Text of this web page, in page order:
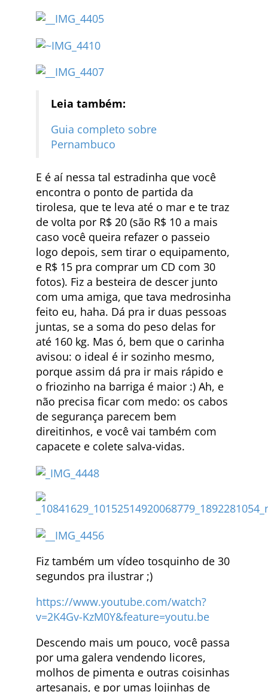
Leia também:
Guia completo sobre
Pernambuco
E é aí nessa tal estradinha que você
encontra o ponto de partida da
tirolesa, que te leva até o mar e te traz
de volta por R$ 20 (são R$ 10 a mais
caso você queira refazer o passeio
logo depois, sem tirar o equipamento,
e R$ 15 pra comprar um CD com 30
fotos). Fiz a besteira de descer junto
com uma amiga, que tava medrosinha
feito eu, haha. Dá pra ir duas pessoas
juntas, se a soma do peso delas for
até 160 kg. Mas ó, bem que o carinha
avisou: o ideal é ir sozinho mesmo,
porque assim dá pra ir mais rápido e
o friozinho na barriga é maior :) Ah, e
não precisa ficar com medo: os cabos
de segurança parecem bem
direitinhos, e você vai também com
capacete e colete salva-vidas.
Fiz também um vídeo tosquinho de 30
segundos pra ilustrar ;)
https://www.youtube.com/watch?
v=2K4Gv-KzM0Y&feature=youtu.be
Descendo mais um pouco, você passa
por uma galera vendendo licores,
molhos de pimenta e outras coisinhas
artesanais, e por umas lojinhas de